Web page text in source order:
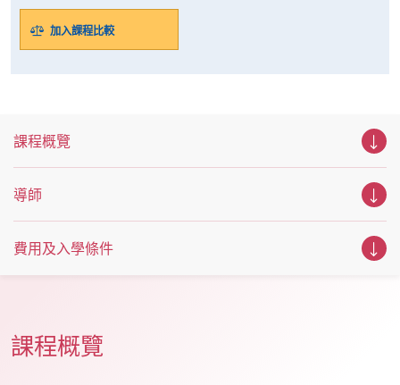
加入課程比較
課程概覽
導師
費用及入學條件
課程概覽